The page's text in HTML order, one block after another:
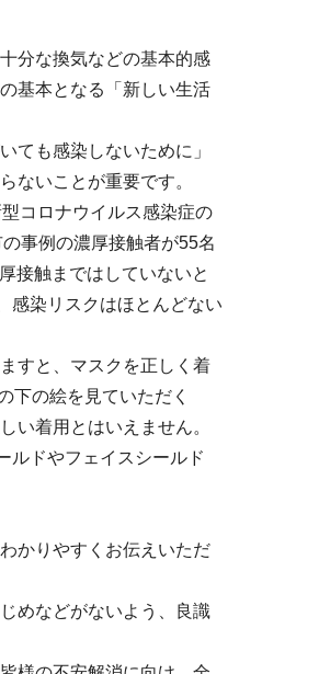
分な換気などの基本的感
基本となる「新しい生活
ても感染しないために」
ないことが重要です。
コロナウイルス感染症の
事例の濃厚接触者が55名
接触まではしていないと
感染リスクはほとんどない
すと、マスクを正しく着
下の絵を見ていただく
い着用とはいえません。
ルドやフェイスシールド
かりやすくお伝えいただ
めなどがないよう、良識